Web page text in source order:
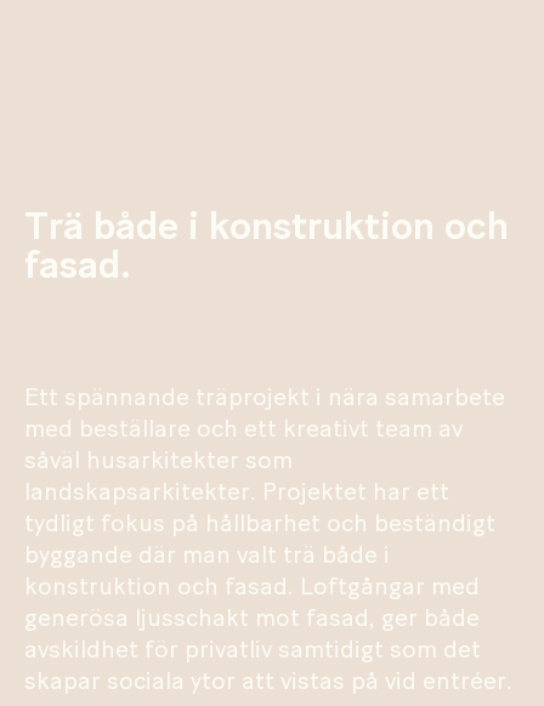
Trä både i konstruktion och
fasad.
Ett spännande träprojekt i nära samarbete
med beställare och ett kreativt team av
såväl husarkitekter som
landskapsarkitekter. Projektet har ett
tydligt fokus på hållbarhet och beständigt
byggande där man valt trä både i
konstruktion och fasad. Loftgångar med
generösa ljusschakt mot fasad, ger både
avskildhet för privatliv samtidigt som det
skapar sociala ytor att vistas på vid entréer.